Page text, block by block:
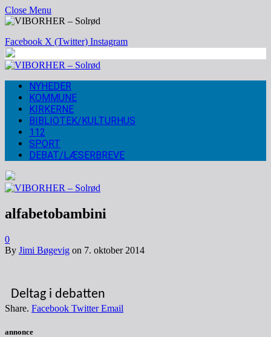
Close Menu
Facebook X (Twitter) Instagram
NYHEDER
KOMMUNE
KIRKERNE
BIBLIOTEK/KULTURHUS
112
SPORT
DEBAT/LÆSERBREVE
alfabetobambini
0
By Jimi Bøgevig on 7. oktober 2014
Deltag i debatten
Share. Facebook Twitter Email
annonce